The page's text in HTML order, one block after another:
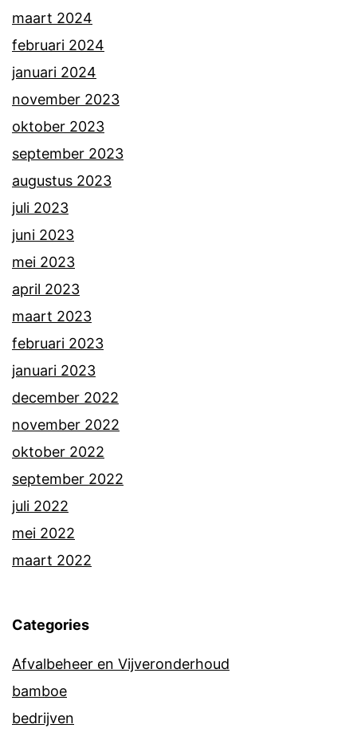
maart 2024
februari 2024
januari 2024
november 2023
oktober 2023
september 2023
augustus 2023
juli 2023
juni 2023
mei 2023
april 2023
maart 2023
februari 2023
januari 2023
december 2022
november 2022
oktober 2022
september 2022
juli 2022
mei 2022
maart 2022
Categories
Afvalbeheer en Vijveronderhoud
bamboe
bedrijven